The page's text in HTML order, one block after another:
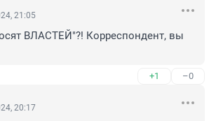
21:05
ВЛАСТЕЙ"?! Корреспондент, вы
+1 –0
20:17